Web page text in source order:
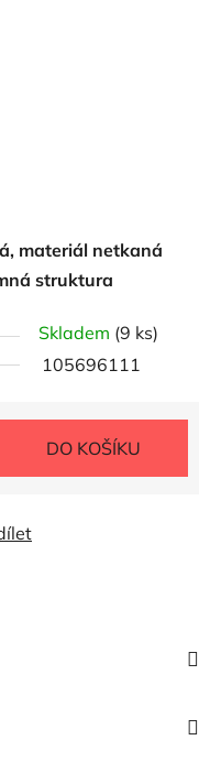
materiál netkaná
struktura
Skladem (9 ks)
105696111
DO KOŠÍKU